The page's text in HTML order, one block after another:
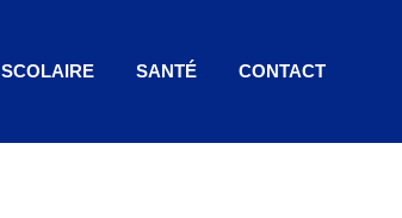
SCOLAIRE SANTÉ CONTACT